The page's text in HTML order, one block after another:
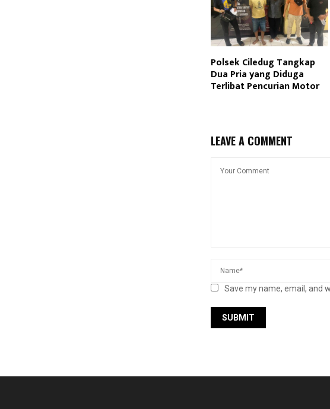
Polsek Ciledug Tangkap
Dua Pria yang Diduga
Terlibat Pencurian Motor
LEAVE A COMMENT
Save my name, email, and